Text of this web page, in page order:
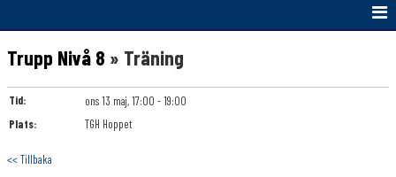
NYHETER
KALENDER
TRUPPEN
Trupp Nivå 8 » Träning
Tid:
ons 13 maj, 17:00 - 19:00
Plats:
TGH Hoppet
<< Tillbaka